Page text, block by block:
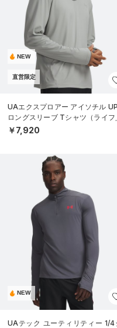
NEW
直営限定
UAエクスプロアー アイソチル
ロングスリーブ Tシャツ（ライフ
タイル/MEN）
￥7,920
NEW
UAテック ユーティリティー 1/4